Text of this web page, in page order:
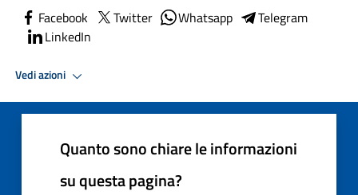
Facebook Twitter Whatsapp
Telegram
LinkedIn
Vedi azioni
Quanto sono chiare le informazioni
su questa pagina?